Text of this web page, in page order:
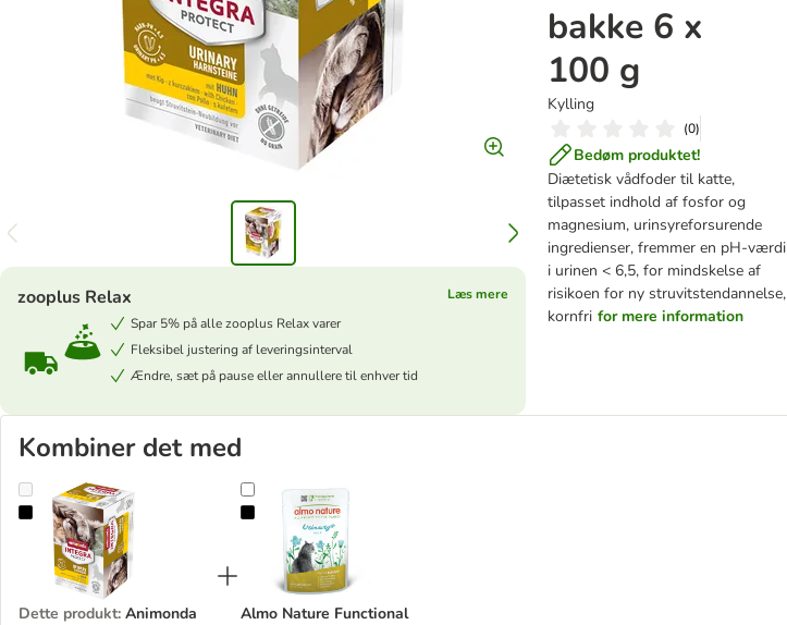
bakke 6 x
100 g
Kylling
(0)
Bedøm produktet!
Diætetisk vådfoder til katte,
tilpasset indhold af fosfor og
magnesium, urinsyreforsurende
ingredienser, fremmer en pH-værdi
i urinen < 6,5, for mindskelse af
risikoen for ny struvitstendannelse,
kornfri for mere information
zooplus Relax
Læs mere
Spar 5% på alle zooplus Relax varer
Fleksibel justering af leveringsinterval
Ændre, sæt på pause eller annullere til enhver tid
Kombiner det med
Animonda Integra Protect Adult Urinary Struvitsten bakke 6 x 100 g
Dette produkt: Animonda
Almo Nature Functional Urinary Help
Almo Nature Functional